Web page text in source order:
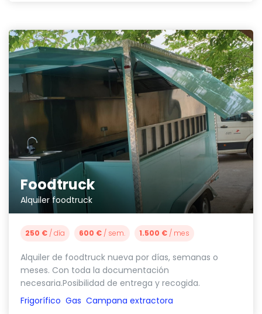
Foodtruck
Alquiler foodtruck
250 € / día 600 € / sem. 1.500 € / mes
Alquiler de foodtruck nueva por días, semanas o
meses. Con toda la documentación
necesaria.Posibilidad de entrega y recogida.
Frigorífico Gas Campana extractora